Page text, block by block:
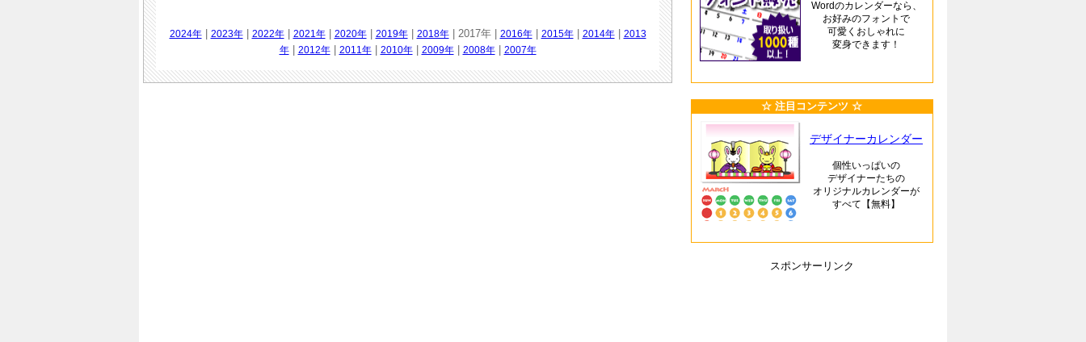
2024年| 2023年| 2022年| 2021年| 2020年| 2019年| 2018年| 2017年 | 2016年| 2015年| 2014年| 2013
年| 2012年| 2011年| 2010年| 2009年| 2008年| 2007年
Wordのカレンダーなら、
お好みのフォントで
可愛くおしゃれに
変身できます！
☆ 注目コンテンツ ☆
デザイナーカレンダー
個性いっぱいの
デザイナーたちの
オリジナルカレンダーが
すべて【無料】
スポンサーリンク